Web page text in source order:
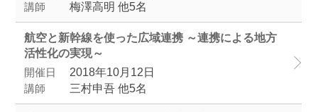
講師 梅澤高明 他5名
開催日 2018年10月12日
航空と新幹線を使った広域連携 ～連携による地方
活性化の実現～
講師 三村申吾 他5名